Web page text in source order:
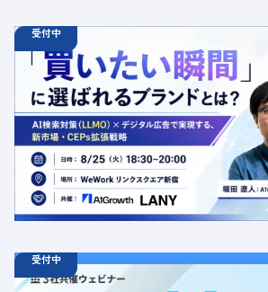
受付中
オフラインイベント
【オフラインイベント】「買いたい瞬
ンドとは？AI検索対策（LLMO）×デ
る、新市場・CEPs拡張戦略
定員数：50名
金額：無料
場所：東京都渋谷区千駄ヶ谷5-27-5 リン
WeWork内 最寄り：新宿駅・代々木駅・
交流会 共催 AI LLMO デジタルマーケティング ト
受付中
ウェビナー